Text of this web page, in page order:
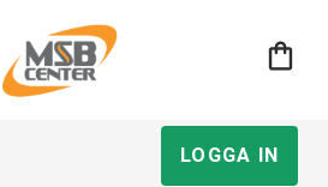
shopping_bag
LOGGA IN